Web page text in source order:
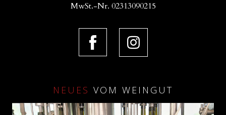
MwSt.-Nr. 02313090215
NEUES VOM WEINGUT